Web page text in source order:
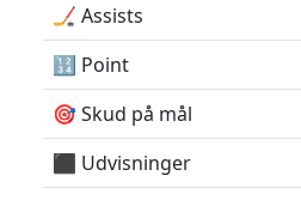
🏒 Assists
🔢 Point
🎯 Skud på mål
⬛️ Udvisninger